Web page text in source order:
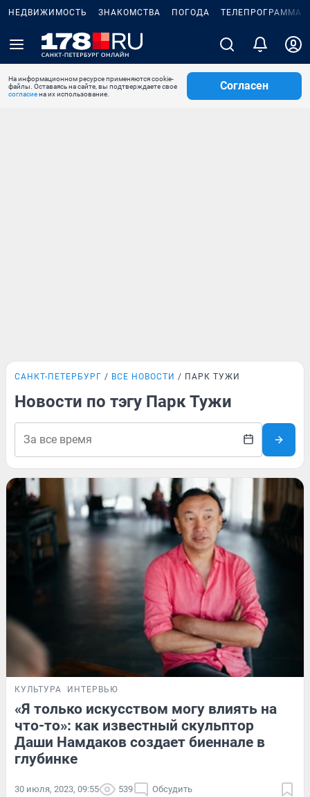
НЕДВИЖИМОСТЬ ЗНАКОМСТВА ПОГОДА ТЕЛЕПРОГРАММА
На информационном ресурсе применяются cookie-
файлы. Оставаясь на сайте, вы подтверждаете свое
согласиена их использование.
Согласен
САНКТ-ПЕТЕРБУРГ ВСЕ НОВОСТИ ПАРК ТУЖИ
Новости по тэгу Парк Тужи
КУЛЬТУРА ИНТЕРВЬЮ
«Я только искусством могу влиять на
что-то»: как известный скульптор
Даши Намдаков создает биеннале в
глубинке
30 июля, 2023, 09:55 539 Обсудить